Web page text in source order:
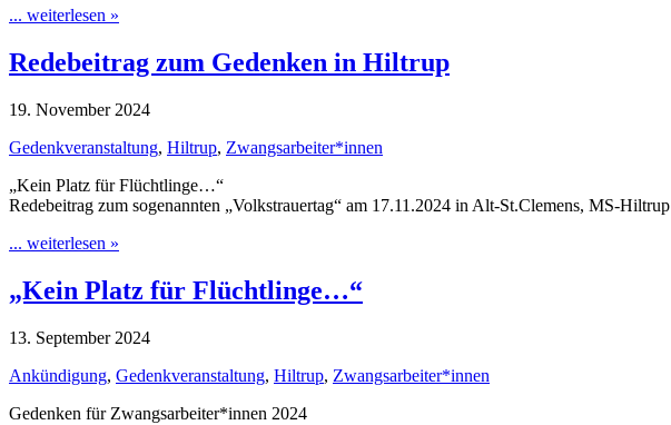
... weiterlesen »
Redebeitrag zum Gedenken in Hiltrup
19. November 2024
Gedenkveranstaltung, Hiltrup, Zwangsarbeiter*innen
„Kein Platz für Flüchtlinge…“
Redebeitrag zum sogenannten „Volkstrauertag“ am 17.11.2024 in Alt-St.Clemens, MS-Hiltrup
... weiterlesen »
„Kein Platz für Flüchtlinge…“
13. September 2024
Ankündigung, Gedenkveranstaltung, Hiltrup, Zwangsarbeiter*innen
Gedenken für Zwangsarbeiter*innen 2024